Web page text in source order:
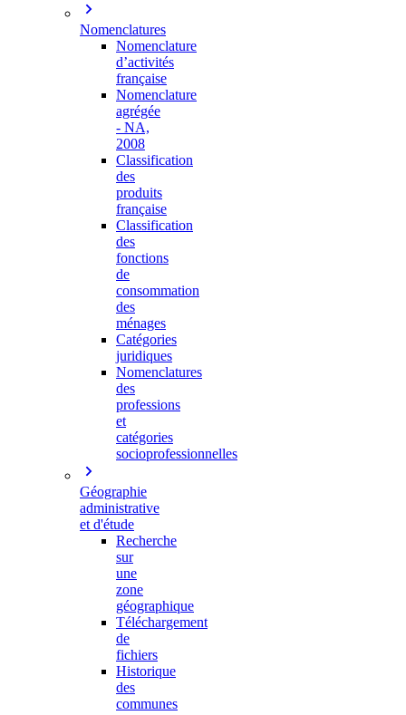
Nomenclatures
Nomenclature
d’activités
française
Nomenclature
agrégée
- NA,
2008
Classification
des
produits
française
Classification
des
fonctions
de
consommation
des
ménages
Catégories
juridiques
Nomenclatures
des
professions
et
catégories
socioprofessionnelles
Géographie
administrative
et d'étude
Recherche
sur
une
zone
géographique
Téléchargement
de
fichiers
Historique
des
communes